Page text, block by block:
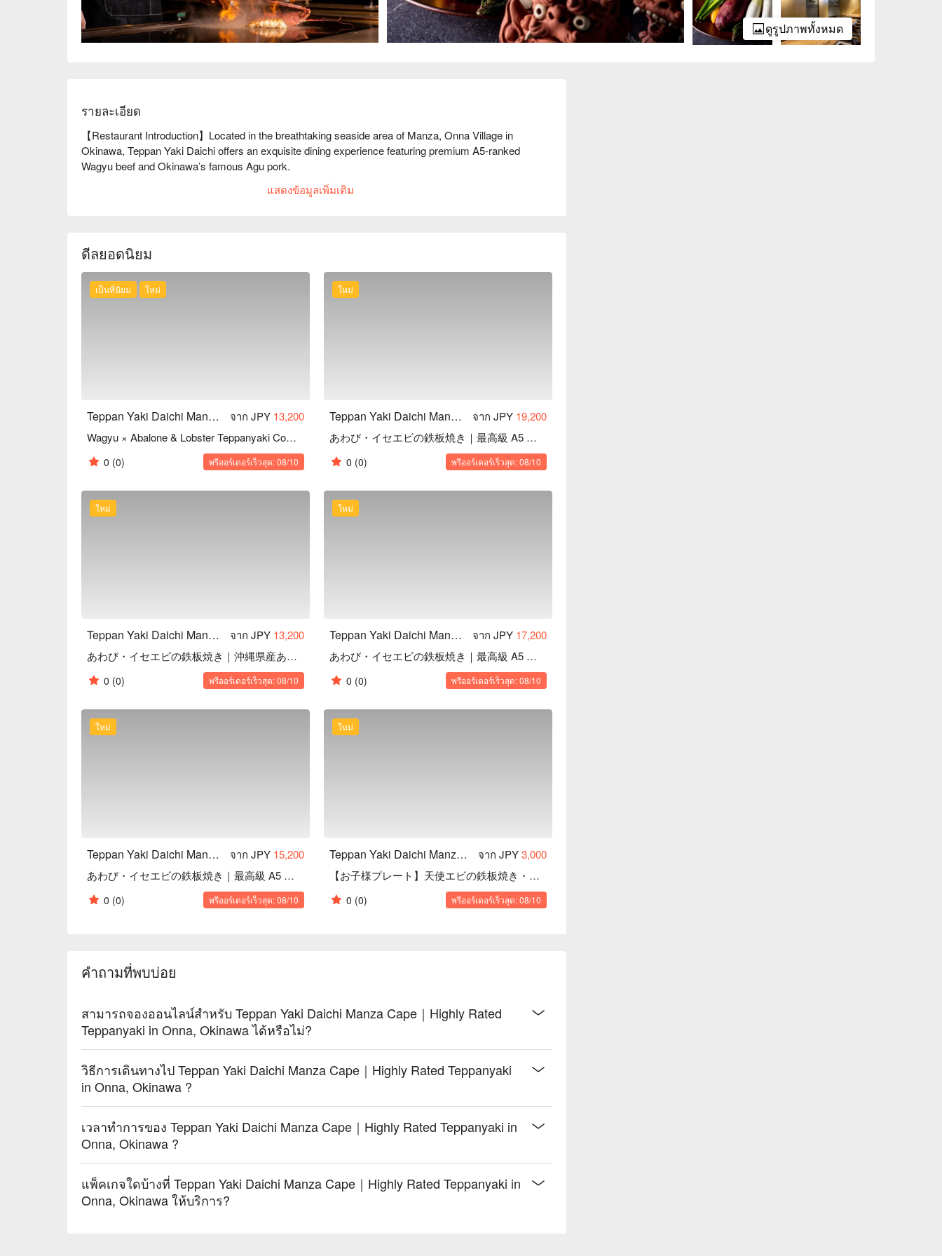
ดูรูปภาพทั้งหมด
รายละเอียด
【Restaurant Introduction】Located in the breathtaking seaside area of Manza, Onna Village in
Okinawa, Teppan Yaki Daichi offers an exquisite dining experience featuring premium A5-ranked
Wagyu beef and Okinawa’s famous Agu pork.
With the endless blue ocean as your backdrop, watch the chef expertly grill seasonal Okinawan
ingredients and top-quality meats right before your eyes. A feast for all five senses, creating an
【Signature Dishes】
Abalone & Lobster Teppanyaki Course：Indulge in the luxurious combination of premium abalone
and lobster in one course
Counter seats with a live teppanyaki performance by the chef, adding excitement to your meal
【Access & Nearby Attractions】
Within a 20-minute drive to popular spots such as CAVE OKINAWA limestone cave, Blue Cave,
Zanpa Beach, and Bios Hill
Ample parking available and easy access from nearby hotels
Chauffeur service can be arranged, so you can enjoy fine drinks without worrying about
transportation
แสดงข้อมูลเพิ่มเติม
ดีลยอดนิยม
เป็นที่นิยม ใหม่
Teppan Yaki Daichi Manza Cape｜Highly Rated Teppanyaki in Onna, Okinawa จาก JPY 13,200
Wagyu × Abalone & Lobster Teppanyaki Course
0 (0) พรีออร์เดอร์เร็วสุด: 08/10
ใหม่
Teppan Yaki Daichi Manza Cape｜Highly Rated Teppanyaki in Onna, Okinawa จาก JPY 19,200
あわび・イセエビの鉄板焼き｜最高級 A5 ランク黒毛和牛シャトーブリアン
0 (0) พรีออร์เดอร์เร็วสุด: 08/10
ใหม่
Teppan Yaki Daichi Manza Cape｜Highly Rated Teppanyaki in Onna, Okinawa จาก JPY 13,200
あわび・イセエビの鉄板焼き｜沖縄県産あぐー豚ロース
0 (0) พรีออร์เดอร์เร็วสุด: 08/10
ใหม่
Teppan Yaki Daichi Manza Cape｜Highly Rated Teppanyaki in Onna, Okinawa จาก JPY 17,200
あわび・イセエビの鉄板焼き｜最高級 A5 ランク黒毛和牛ヒレ
0 (0) พรีออร์เดอร์เร็วสุด: 08/10
ใหม่
Teppan Yaki Daichi Manza Cape｜Highly Rated Teppanyaki in Onna, Okinawa จาก JPY 15,200
あわび・イセエビの鉄板焼き｜最高級 A5 ランク黒毛和牛赤身
0 (0) พรีออร์เดอร์เร็วสุด: 08/10
ใหม่
Teppan Yaki Daichi Manza Cape｜Highly Rated Teppanyaki in Onna, Okinawa จาก JPY3,000
【お子様プレート】天使エビの鉄板焼き・黒毛和牛のハンバーグ｜6 品
0 (0) พรีออร์เดอร์เร็วสุด: 08/10
คำถามที่พบบ่อย
สามารถจองออนไลน์สำหรับ Teppan Yaki Daichi Manza Cape｜Highly Rated
Teppanyaki in Onna, Okinawa ได้หรือไม่?
วิธีการเดินทางไป Teppan Yaki Daichi Manza Cape｜Highly Rated Teppanyaki
in Onna, Okinawa ?
เวลาทำการของ Teppan Yaki Daichi Manza Cape｜Highly Rated Teppanyaki in
Onna, Okinawa ?
แพ็คเกจใดบ้างที่ Teppan Yaki Daichi Manza Cape｜Highly Rated Teppanyaki in
Onna, Okinawa ให้บริการ?